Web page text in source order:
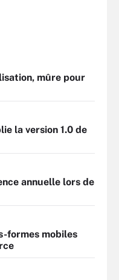
mûre pour
la version 1.0 de
annuelle lors de
formes mobiles